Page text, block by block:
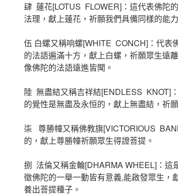
肆 蓮花[LOTUS FLOWER]：這代表佛陀
法理，獻上蓮花，祈願我們具備同樣的能
伍 白螺又稱响螺[WHITE CONCH]：代表
的法語遍滿十方，獻上白螺，祈願眾生遠
像佛陀的法語遠進皆聞。
陸 無盡結又稱吉祥結[ENDLESS KNOT]
的覺性是無盡及永恒的，獻上無盡結，祈
柒 尊勝幢又稱佛教旗[VICTORIOUS
的，獻上尊勝幢祈願眾生得證菩提。
捌 法倫又稱金輪[DHARMA WHEEL]：這
徵佛陀的一舉一動皆有意義,能啟發眾生，
養出菩提種子。